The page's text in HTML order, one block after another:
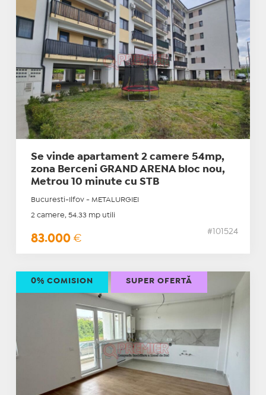
Se vinde apartament 2 camere 54mp,
zona Berceni GRAND ARENA bloc nou,
Metrou 10 minute cu STB
Bucuresti-Ilfov - METALURGIEI
2 camere, 54.33 mp utili
83.000 €
#101524
0% COMISION SUPER OFERTĂ